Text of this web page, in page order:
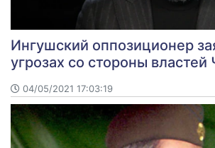
Ингушский оппозиционер
угрозах со стороны властей
04/05/2021 17:03:19